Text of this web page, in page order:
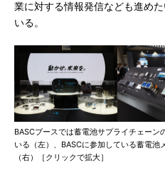
業に対する情報発信なども進め
いる。
BASCブースでは蓄電池サプライチェーン
いる（左）、BASCに参加している蓄電池
（右）［クリックで拡大］